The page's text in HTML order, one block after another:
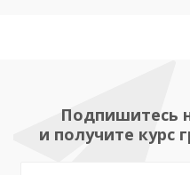
Подпишитесь
и получите курс